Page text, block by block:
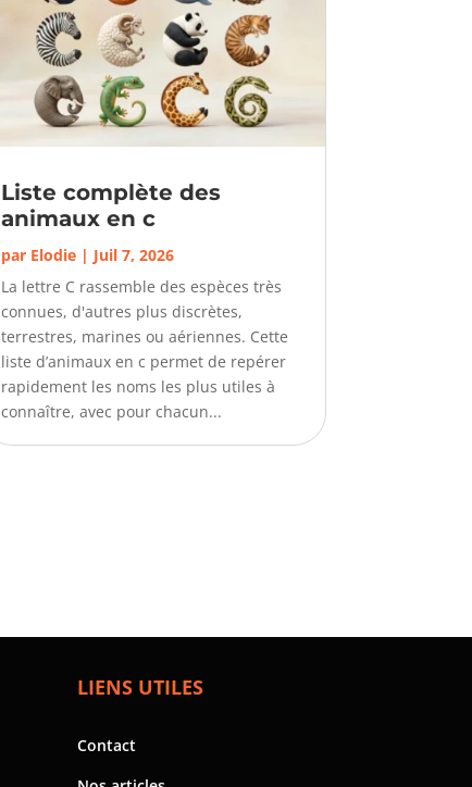
Liste complète des
animaux en c
par Elodie| Juil 7, 2026
La lettre C rassemble des espèces très
connues, d'autres plus discrètes,
terrestres, marines ou aériennes. Cette
liste d’animaux en c permet de repérer
rapidement les noms les plus utiles à
connaître, avec pour chacun...
LIENS UTILES
Contact